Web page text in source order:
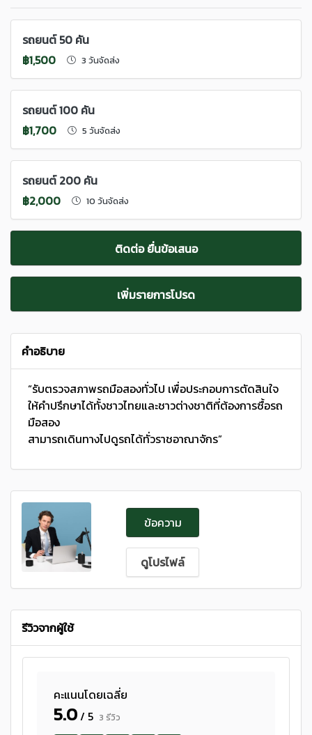
รถยนต์ 50 คัน
฿1,500
3 วันจัดส่ง
รถยนต์ 100 คัน
฿1,700
5 วันจัดส่ง
รถยนต์ 200 คัน
฿2,000
10 วันจัดส่ง
ติดต่อ ยื่นข้อเสนอ
เพิ่มรายการโปรด
คำอธิบาย
“รับตรวจสภาพรถมือสองทั่วไป เพื่อประกอบการตัดสินใจ
ให้คำปรึกษาได้ทั้งชาวไทยและชาวต่างชาติที่ต้องการซื้อรถ
มือสอง
สามารถเดินทางไปดูรถได้ทั่วราชอาณาจักร”
ข้อความ
ดูโปรไฟล์
รีวิวจากผู้ใช้
คะแนนโดยเฉลี่ย
5.0/ 5 3 รีวิว